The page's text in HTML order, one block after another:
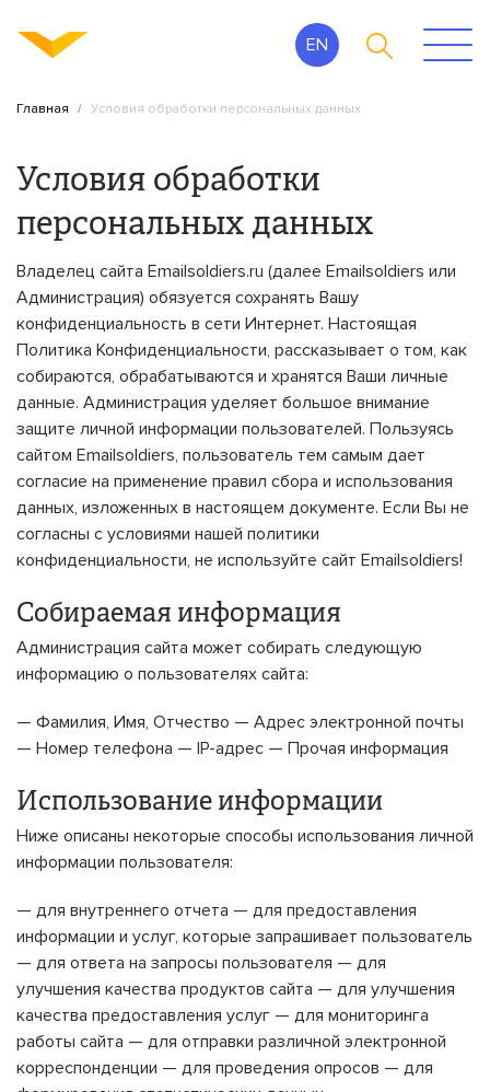
EN
Главная Условия обработки персональных данных
Условия обработки
персональных данных
Владелец сайта Emailsoldiers.ru (далее Emailsoldiers или
Администрация) обязуется сохранять Вашу
конфиденциальность в сети Интернет. Настоящая
Политика Конфиденциальности, рассказывает о том, как
собираются, обрабатываются и хранятся Ваши личные
данные. Администрация уделяет большое внимание
защите личной информации пользователей. Пользуясь
сайтом Emailsoldiers, пользователь тем самым дает
согласие на применение правил сбора и использования
данных, изложенных в настоящем документе. Если Вы не
согласны с условиями нашей политики
конфиденциальности, не используйте сайт Emailsoldiers!
Собираемая информация
Администрация сайта может собирать следующую
информацию о пользователях сайта:
— Фамилия, Имя, Отчество — Адрес электронной почты
— Номер телефона — IP-адрес — Прочая информация
Использование информации
Ниже описаны некоторые способы использования личной
информации пользователя:
— для внутреннего отчета — для предоставления
информации и услуг, которые запрашивает пользователь
— для ответа на запросы пользователя — для
улучшения качества продуктов сайта — для улучшения
качества предоставления услуг — для мониторинга
работы сайта — для отправки различной электронной
корреспонденции — для проведения опросов — для